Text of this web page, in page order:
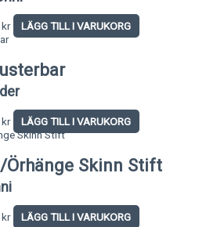
kr LÄGG TILL I VARUKORG
kr LÄGG TILL I VARUKORG
Örhänge Skinn Stift
kr LÄGG TILL I VARUKORG